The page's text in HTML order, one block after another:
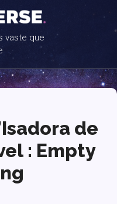
vaste que
de
: Empty